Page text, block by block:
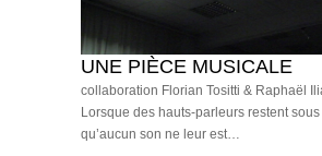
UNE PIÈCE MUSICALE
collaboration Florian Tositti & Raphaël
Lorsque des hauts-parleurs restent
qu’aucun son ne leur est…